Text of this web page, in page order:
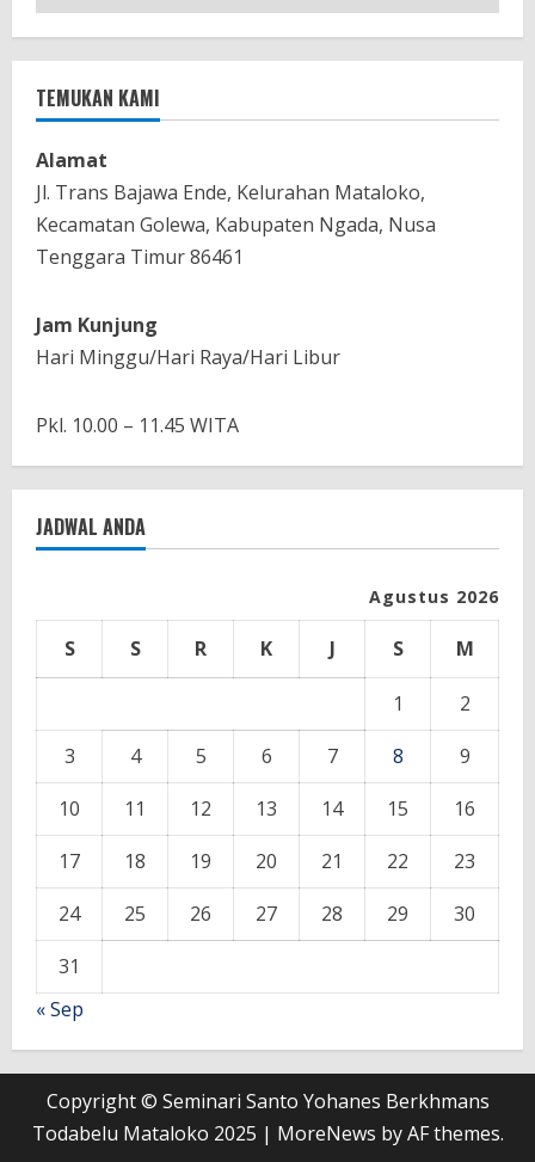
Bulanan
TEMUKAN KAMI
Alamat
Jl. Trans Bajawa Ende, Kelurahan Mataloko,
Kecamatan Golewa, Kabupaten Ngada, Nusa
Tenggara Timur 86461
Jam Kunjung
Hari Minggu/Hari Raya/Hari Libur
Pkl. 10.00 – 11.45 WITA
JADWAL ANDA
Agustus 2026
S S R K J S M
1
2
3
4 5 6 7 8
9
10
11 12 13 14 15
16
17
18 19 20 21 22
23
24
25 26 27 28 29
30
31
« Sep
Copyright © Seminari Santo Yohanes Berkhmans
Todabelu Mataloko 2025 | MoreNews by AF themes.